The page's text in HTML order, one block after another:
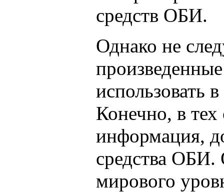
средств ОБИ.
Однако не
использовать
Конечно, в тех
информация,
средства
мирового